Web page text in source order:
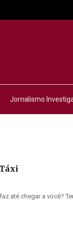
Jornalismo
até chegar a você?